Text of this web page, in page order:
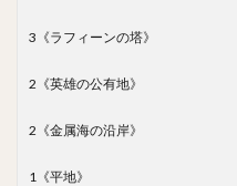
3《ラフィーンの塔》
2《英雄の公有地》
2《金属海の沿岸》
1《平地》